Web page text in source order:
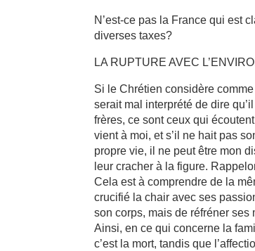
N’est-ce pas la France qui est
diverses taxes?
LA RUPTURE AVEC
Si le Chrétien considère
serait mal interprété de dire
frères, ce sont ceux qui
vient à moi, et s’il ne hait pas
propre vie, il ne peut être mon
leur cracher à la figure.
Cela est à comprendre de la
crucifié la chair avec ses
son corps, mais de réfréner
Ainsi, en ce qui concerne la
c’est la mort, tandis que